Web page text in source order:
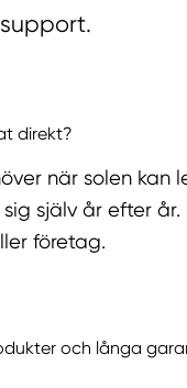
direkt?
när solen
själv år efter
företag.
och långa